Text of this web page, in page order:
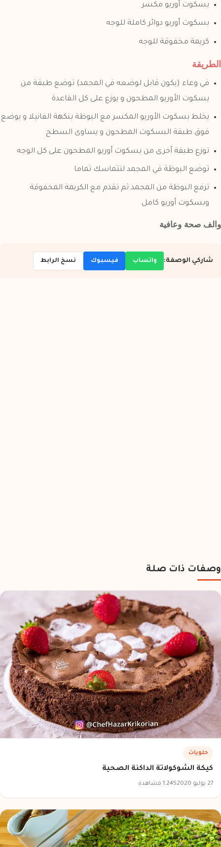
بسكوت أوريو مكسر
بسكوت أوريو دوائر كاملة للوجه
كريمة مخفوقة للوجه
الطريقة
في وعاء (يكون قابل لوضعه في المجمد) توضع طبقة من
بسكوت الأوريو المطحون و يوزع على كل القاعدة
يخلط بسكوت الأوريو المكسر مع البوظة بنكهة الفانيلا و يوضع
فوق طبقة البسكوت المطحون و يساوى السطح
توزع طبقة أخرى من بسكوت أوريو المطحون على كل الوجه
توضع البوظة في المجمد لتتماسك تماما
ترفع البوظة من المجمد ثم تقدم مع الكريمة المخفوقة
وبسكوت أوريو كامل
والف صحة وعافية
شاركي الوصفة: واتساب فيسبوك نسخ الرابط
وصفات ذات صلة
حلويات
كيكة الشوكولاتة الداكنة الصحية
27 يوليو 2020 1,245 مشاهدة